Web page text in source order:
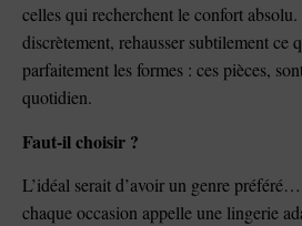
celles qui recherchent le confort
discrètement, rehausser subtilement ce
parfaitement les formes : ces pièces,
quotidien.
Faut-il choisir ?
L’idéal serait d’avoir un genre
chaque occasion appelle une lingerie